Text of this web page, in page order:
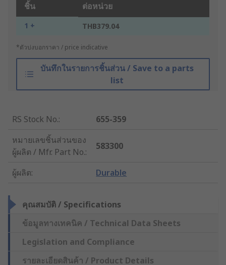
ชิ้น ต่อหน่วย
1 + THB379.04
*ตัวบ่งบอกราคา / price indicative
บันทึกในรายการชิ้นส่วน / Save to a parts
list
RS Stock No.:
655-359
หมายเลขชิ้นส่วนของ
ผู้ผลิต / Mfr. Part No.:
583300
ผู้ผลิต: Durable
คุณสมบัติ / Specifications
ข้อมูลทางเทคนิค / Technical Data Sheets
Legislation and Compliance
รายละเอียดสินค้า / Product Details